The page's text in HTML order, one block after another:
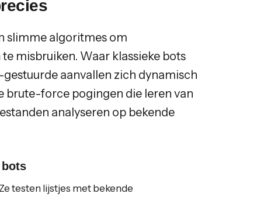
slimme algoritmes om
misbruiken. Waar klassieke bots
aanvallen zich dynamisch
brute-force pogingen die leren van
analyseren op bekende
bots
testen lijstjes met bekende